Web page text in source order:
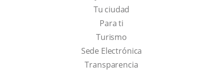
Tu ciudad
Para ti
TurismoThis
link
will
Sede Electrónica
Transparencia